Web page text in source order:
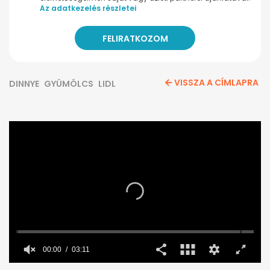
Az adatkezelés részletei
DINNYE GYÜMÖLCS LIDL VISSZA A CÍMLAPRA
00:00 03:11